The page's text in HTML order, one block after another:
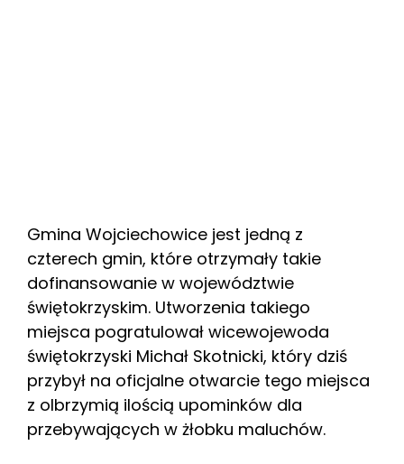
Gmina Wojciechowice jest jedną z
czterech gmin, które otrzymały takie
dofinansowanie w województwie
świętokrzyskim. Utworzenia takiego
miejsca pogratulował wicewojewoda
świętokrzyski Michał Skotnicki, który dziś
przybył na oficjalne otwarcie tego miejsca
z olbrzymią ilością upominków dla
przebywających w żłobku maluchów.